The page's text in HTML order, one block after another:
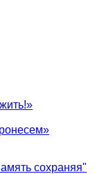
сохраняя"